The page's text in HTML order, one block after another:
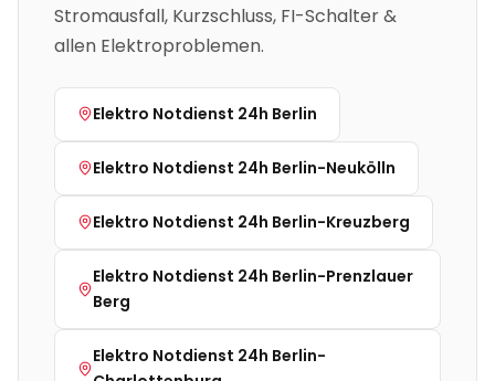
Stromausfall, Kurzschluss, FI-Schalter &
allen Elektroproblemen.
Elektro Notdienst 24h Berlin
Elektro Notdienst 24h Berlin-Neukölln
Elektro Notdienst 24h Berlin-Kreuzberg
Elektro Notdienst 24h Berlin-Prenzlauer
Berg
Elektro Notdienst 24h Berlin-